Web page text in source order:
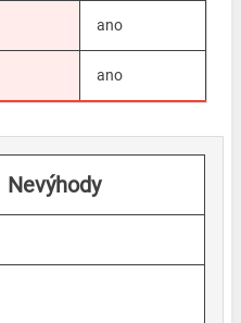
ano
ano
Nevýhody